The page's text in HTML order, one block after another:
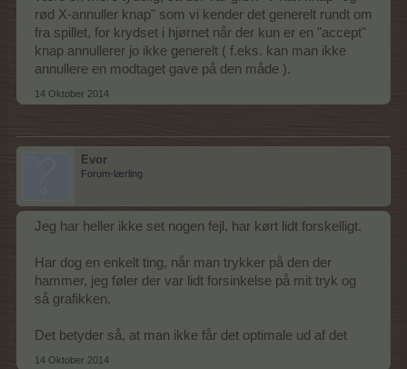
rød X-annuller knap" som vi kender det generelt rundt om
fra spillet, for krydset i hjørnet når der kun er en "accept"
knap annullerer jo ikke generelt ( f.eks. kan man ikke
annullere en modtaget gave på den måde ).
14 Oktober 2014
Evor
Forum-lærling
Jeg har heller ikke set nogen fejl, har kørt lidt forskelligt.
Har dog en enkelt ting, når man trykker på den der
hammer, jeg føler der var lidt forsinkelse på mit tryk og
så grafikken.
Det betyder så, at man ikke får det optimale ud af det
14 Oktober 2014